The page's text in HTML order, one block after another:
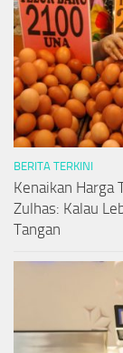
BERITA TERKINI
Kenaikan Harga
Zulhas: Kalau
Tangan